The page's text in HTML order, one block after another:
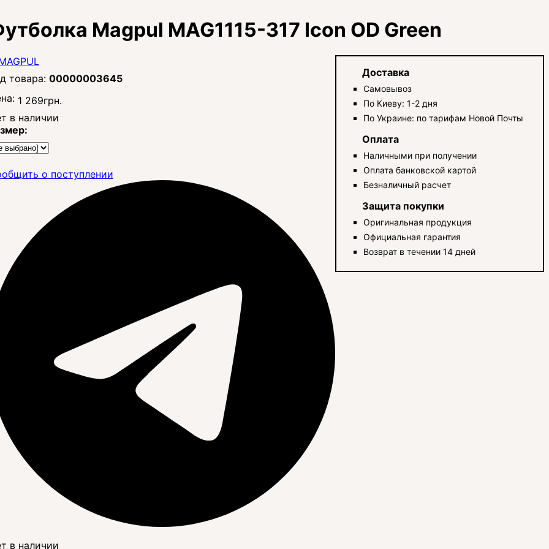
Magpul MAG1115-317 Icon OD Green
00000003645
1 269грн.
в наличии
о поступлении
в наличии
Доставка
Самовывоз
По Киеву: 1-2 дня
По Украине: по тарифам Новой Почты
Оплата
Наличными при получении
Оплата банковской картой
Безналичный расчет
Защита покупки
Оригинальная продукция
Официальная гарантия
Возврат в течении 14 дней